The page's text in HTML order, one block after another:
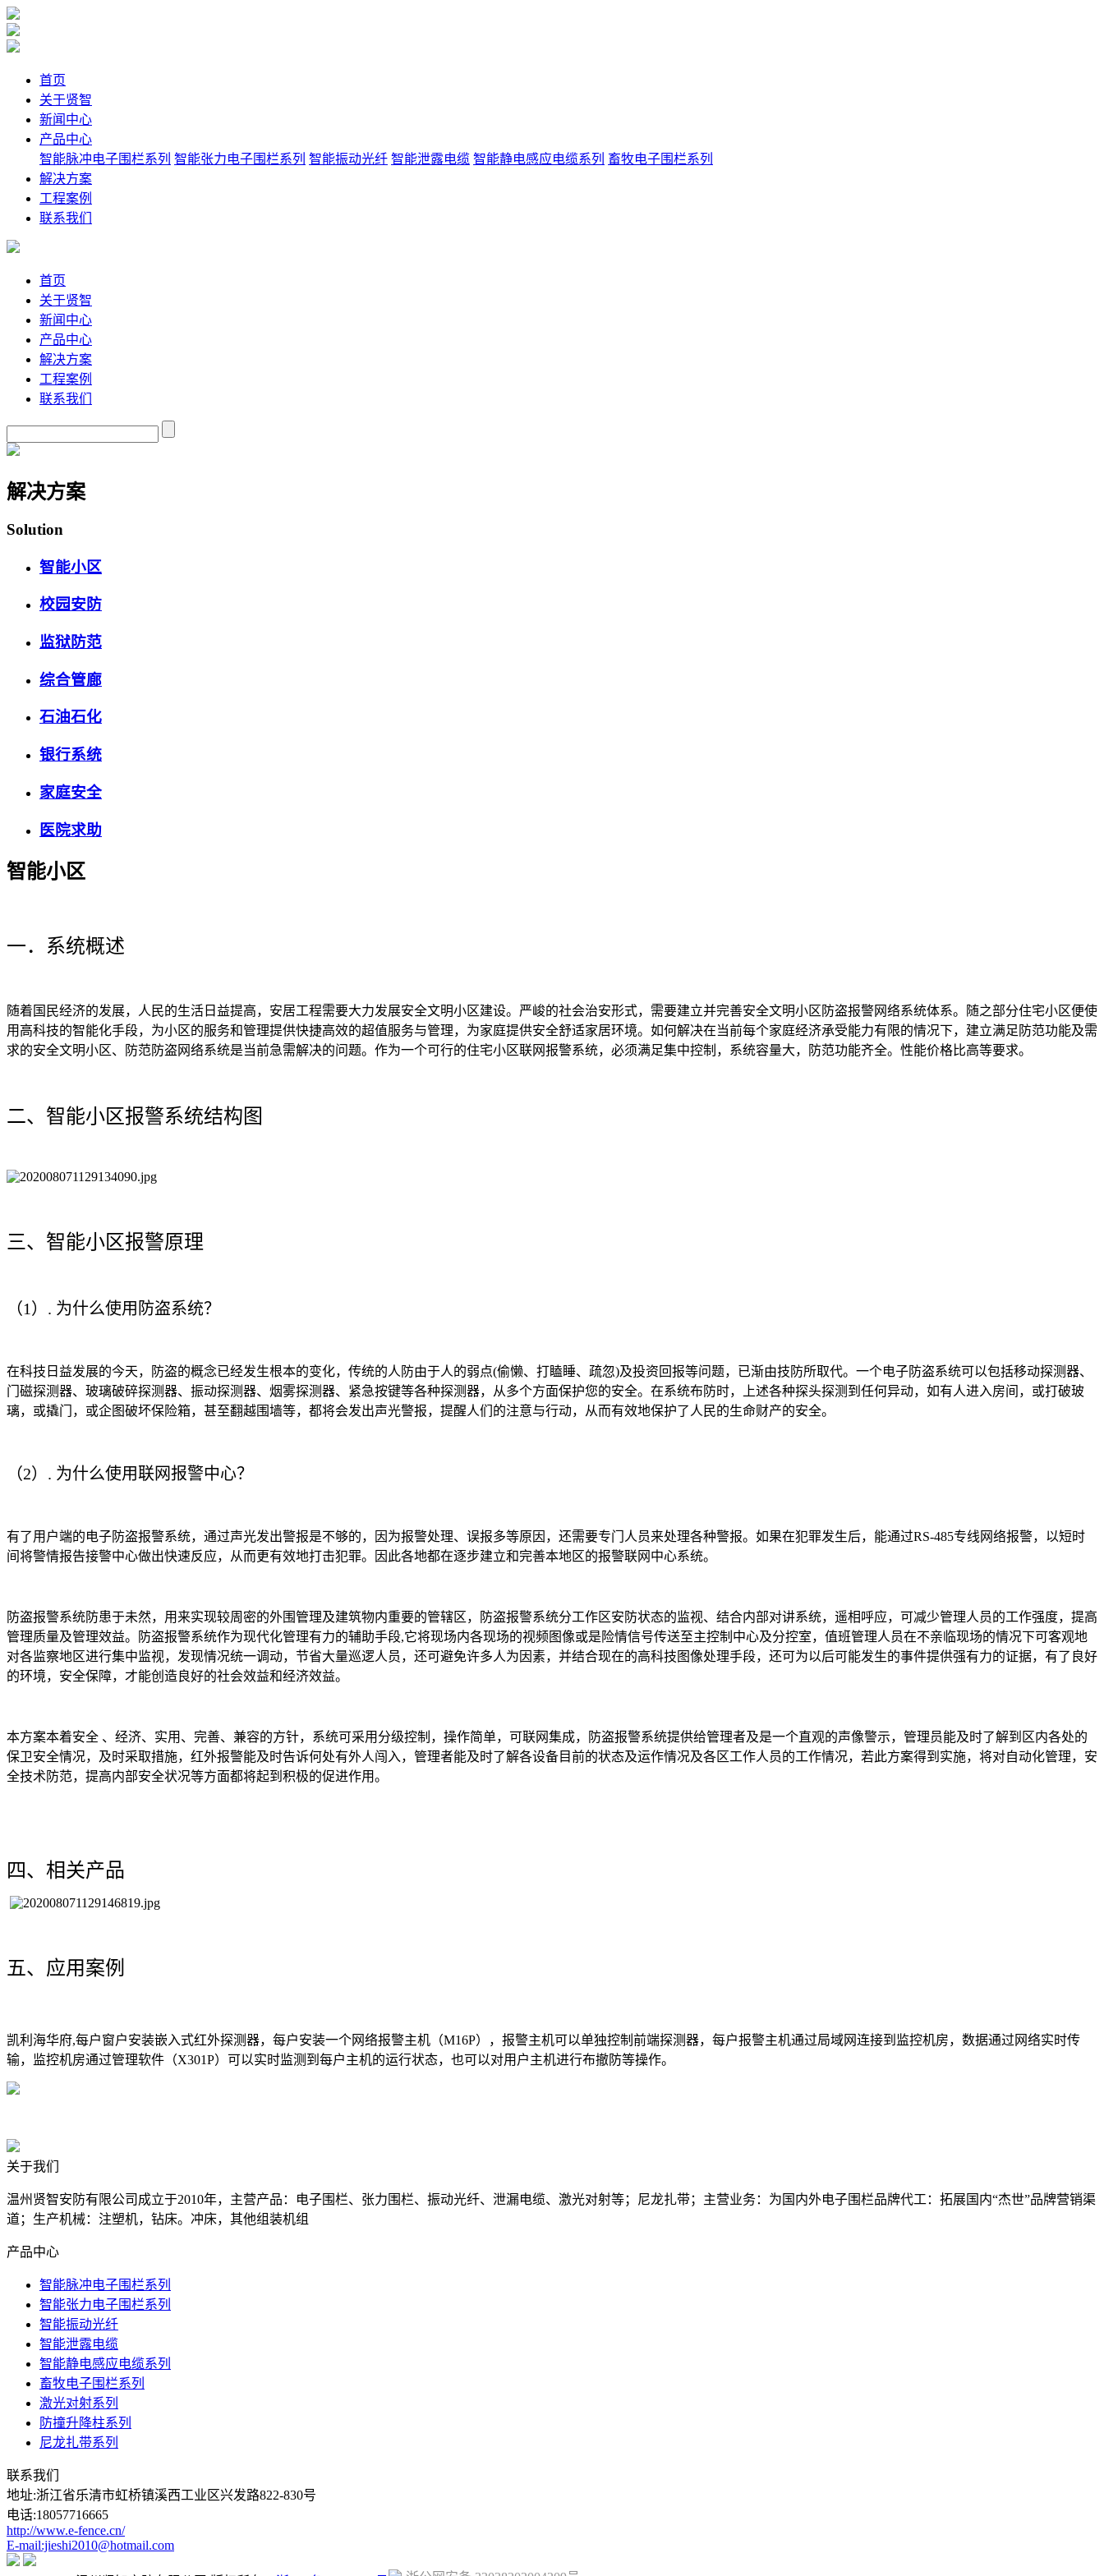
首页
关于贤智
新闻中心
产品中心
智能脉冲电子围栏系列 智能张力电子围栏系列 智能振动光纤 智能泄露电缆 智能静电感应电缆系列 畜牧电子围栏系列
解决方案
工程案例
联系我们
首页
关于贤智
新闻中心
产品中心
解决方案
工程案例
联系我们
解决方案
Solution
智能小区
校园安防
监狱防范
综合管廊
石油石化
银行系统
家庭安全
医院求助
智能小区
一．系统概述
随着国民经济的发展，人民的生活日益提高，安居工程需要大力发展安全文明小区建设。严峻的社会治安形式，需要建立并完善安全文明小区防盗报警网络系统体系。随之部分住宅小区便使
用高科技的智能化手段，为小区的服务和管理提供快捷高效的超值服务与管理，为家庭提供安全舒适家居环境。如何解决在当前每个家庭经济承受能力有限的情况下，建立满足防范功能及需
求的安全文明小区、防范防盗网络系统是当前急需解决的问题。作为一个可行的住宅小区联网报警系统，必须满足集中控制，系统容量大，防范功能齐全。性能价格比高等要求。
二、智能小区报警系统结构图
三、智能小区报警原理
（1）. 为什么使用防盗系统？
在科技日益发展的今天，防盗的概念已经发生根本的变化，传统的人防由于人的弱点(偷懒、打瞌睡、疏忽)及投资回报等问题，已渐由技防所取代。一个电子防盗系统可以包括移动探测器、
门磁探测器、玻璃破碎探测器、振动探测器、烟雾探测器、紧急按键等各种探测器，从多个方面保护您的安全。在系统布防时，上述各种探头探测到任何异动，如有人进入房间，或打破玻
璃，或撬门，或企图破坏保险箱，甚至翻越围墙等，都将会发出声光警报，提醒人们的注意与行动，从而有效地保护了人民的生命财产的安全。
（2）. 为什么使用联网报警中心？
有了用户端的电子防盗报警系统，通过声光发出警报是不够的，因为报警处理、误报多等原因，还需要专门人员来处理各种警报。如果在犯罪发生后，能通过RS-485专线网络报警，以短时
间将警情报告接警中心做出快速反应，从而更有效地打击犯罪。因此各地都在逐步建立和完善本地区的报警联网中心系统。
防盗报警系统防患于未然，用来实现较周密的外围管理及建筑物内重要的管辖区，防盗报警系统分工作区安防状态的监视、结合内部对讲系统，遥相呼应，可减少管理人员的工作强度，提高
管理质量及管理效益。防盗报警系统作为现代化管理有力的辅助手段,它将现场内各现场的视频图像或是险情信号传送至主控制中心及分控室，值班管理人员在不亲临现场的情况下可客观地
对各监察地区进行集中监视，发现情况统一调动，节省大量巡逻人员，还可避免许多人为因素，并结合现在的高科技图像处理手段，还可为以后可能发生的事件提供强有力的证据，有了良好
的环境，安全保障，才能创造良好的社会效益和经济效益。
本方案本着安全 、经济、实用、完善、兼容的方针，系统可采用分级控制，操作简单，可联网集成，防盗报警系统提供给管理者及是一个直观的声像警示，管理员能及时了解到区内各处的
保卫安全情况，及时采取措施，红外报警能及时告诉何处有外人闯入，管理者能及时了解各设备目前的状态及运作情况及各区工作人员的工作情况，若此方案得到实施，将对自动化管理，安
全技术防范，提高内部安全状况等方面都将起到积极的促进作用。
四、相关产品
五、应用案例
凯利海华府,每户窗户安装嵌入式红外探测器，每户安装一个网络报警主机（M16P），报警主机可以单独控制前端探测器，每户报警主机通过局域网连接到监控机房，数据通过网络实时传
输，监控机房通过管理软件（X301P）可以实时监测到每户主机的运行状态，也可以对用户主机进行布撤防等操作。
关于我们
温州贤智安防有限公司成立于2010年，主营产品：电子围栏、张力围栏、振动光纤、泄漏电缆、激光对射等；尼龙扎带；主营业务：为国内外电子围栏品牌代工：拓展国内“杰世”品牌营销渠
道；生产机械：注塑机，钻床。冲床，其他组装机组
产品中心
智能脉冲电子围栏系列
智能张力电子围栏系列
智能振动光纤
智能泄露电缆
智能静电感应电缆系列
畜牧电子围栏系列
激光对射系列
防撞升降柱系列
尼龙扎带系列
联系我们
地址:浙江省乐清市虹桥镇溪西工业区兴发路822-830号
电话:18057716665
http://www.e-fence.cn/
E-mail:jieshi2010@hotmail.com